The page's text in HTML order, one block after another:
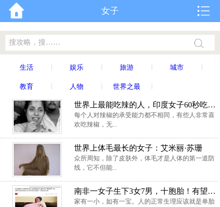
女子
生活 娱乐 旅游 城市
教育 人物 世界之最
世界上最能吃辣的人，印度女子60秒吃8颗哈瓦那辣椒
每个人对辣椒的承受能力都不相同，有些人非常喜
欢吃辣椒，无...
世界上体毛最长的女子：艾米丽·苏珊
众所周知，除了皮肤外，体毛才是人体的第一道防
线，它不但能...
南非一女子生下3女7男，十胞胎！有望破新纪录
家有一小，如有一宝。人的正常生理应该就是单胎